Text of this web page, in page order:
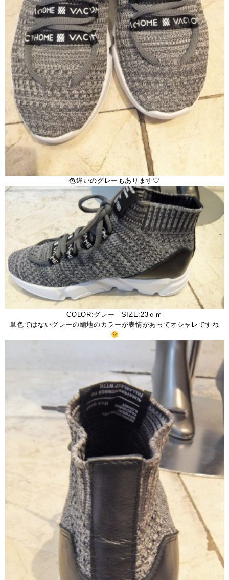
色違いのグレーもあります♡
COLOR:グレー SIZE:23ｃｍ
単色ではないグレーの編地のカラーが表情があってオシャレですね